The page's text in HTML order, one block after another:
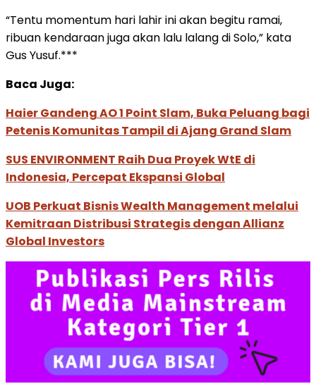
“Tentu momentum hari lahir ini akan begitu ramai,
ribuan kendaraan juga akan lalu lalang di Solo,” kata
Gus Yusuf.***
Baca Juga:
Haier Gandeng AO 1 Point Slam, Buka Peluang bagi
Petenis Komunitas Tampil di Ajang Grand Slam
SUS ENVIRONMENT Raih Dua Proyek WtE di
Indonesia, Percepat Ekspansi Global
UOB Perkuat Bisnis Wealth Management melalui
Kemitraan Distribusi Strategis dengan Allianz
Global Investors